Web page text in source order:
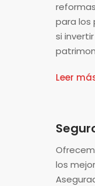
para los
si
Leer
los